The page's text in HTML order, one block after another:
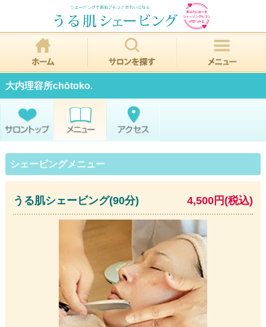
大内理容所chōtoko.
シェービングメニュー
うる肌シェービング(90分) 4,500円(税込)